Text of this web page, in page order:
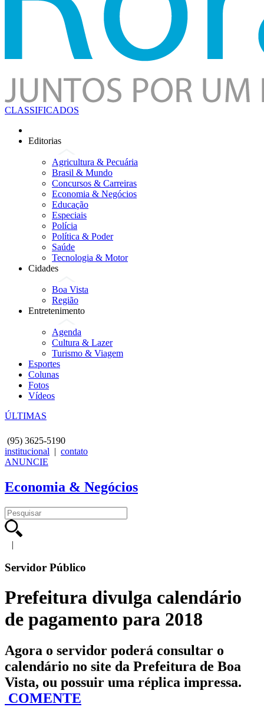
CLASSIFICADOS
Editorias
Agricultura & Pecuária
Brasil & Mundo
Concursos & Carreiras
Economia & Negócios
Educação
Especiais
Polícia
Política & Poder
Saúde
Tecnologia & Motor
Cidades
Boa Vista
Região
Entretenimento
Agenda
Cultura & Lazer
Turismo & Viagem
Esportes
Colunas
Fotos
Vídeos
ÚLTIMAS
(95) 3625-5190
institucional | contato
ANUNCIE
Economia & Negócios
|
Servidor Público
Prefeitura divulga calendário
de pagamento para 2018
Agora o servidor poderá consultar o
calendário no site da Prefeitura de Boa
Vista, ou possuir uma réplica impressa.
COMENTE